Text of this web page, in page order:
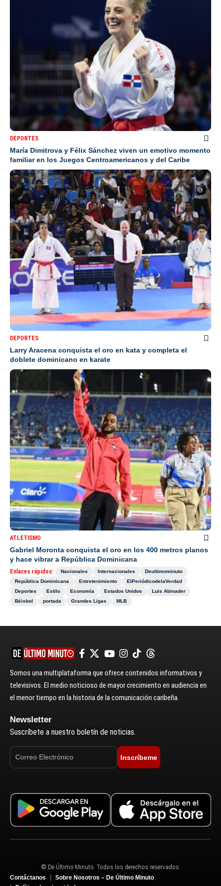
DEPORTES
María Dimitrova y Félix Sánchez viven un emotivo momento
familiar en los Juegos Centroamericanos y del Caribe
DEPORTES
Larry Aracena conquista el oro en kata y completa el
doblete dominicano en karate
ATLETISMO
Gabriel Moronta conquista el oro en los 400 metros planos
y hace vibrar a República Dominicana
Enlaces rápidos: Nacionales Internacionales
Deultimominuto
República Dominicana
Entretenimiento
ElPeriódicodelaVerdad
Deportes
Estilo Economía Estados Unidos
Luis Abinader
Béisbol
portada Grandes Ligas MLB
Somos una multiplataforma que ofrece contenidos informativos y
televisivos. El medio noticioso de mayor crecimiento en audiencia en
el menor tiempo en la historia de la comunicación caribeña.
Newsletter
Suscríbete a nuestro boletín de noticias.
Inscríbeme
© De Último Minuto. Todos los derechos reservados.
Contáctanos
Sobre Nosotros – De Último Minuto